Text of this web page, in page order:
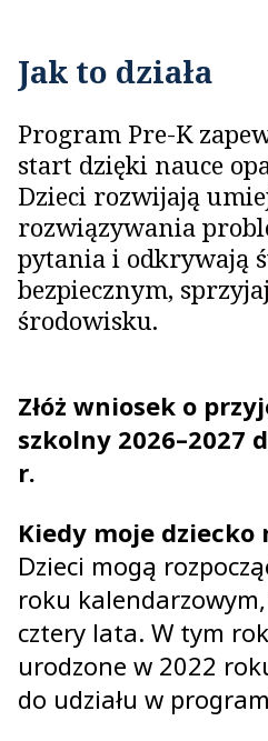
Jak to działa
Program Pre-K
start dzięki nauce
Dzieci rozwijają
rozwiązywania
pytania i odkrywają
bezpiecznym,
środowisku.
Złóż wniosek o
szkolny 2026–2027
r.
Kiedy moje dziecko
Dzieci mogą
roku
cztery lata. W tym
urodzone w 2022
do udziału w